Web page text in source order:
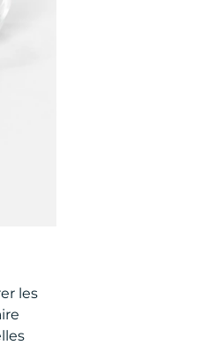
les